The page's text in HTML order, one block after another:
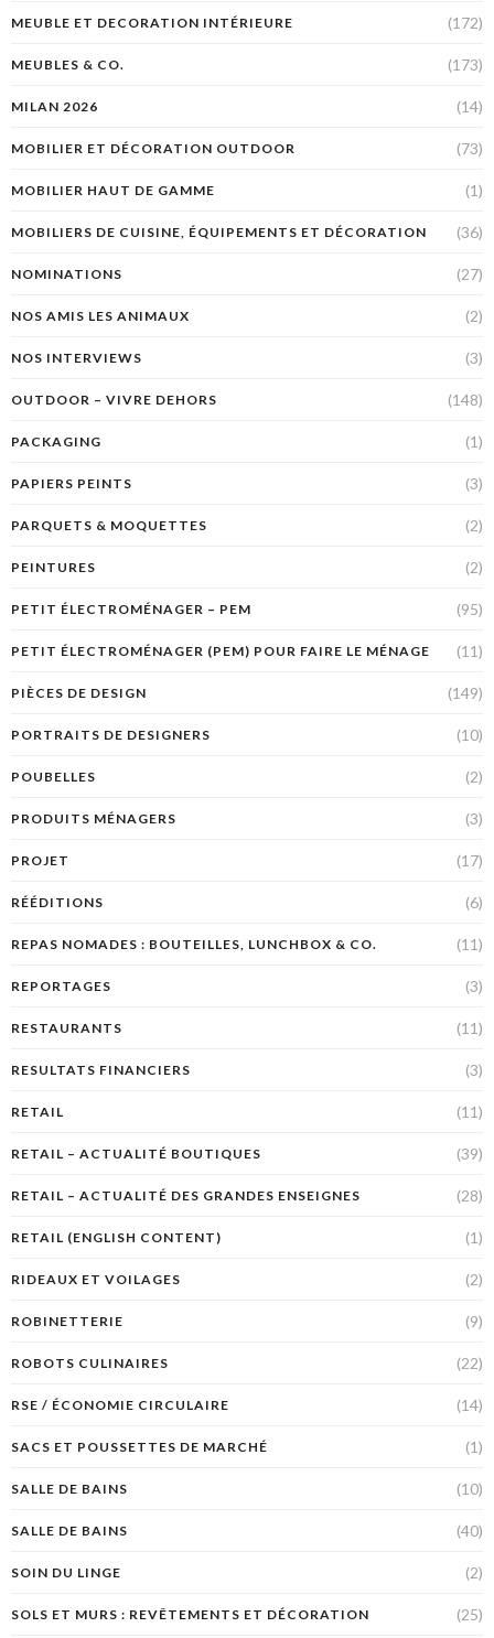
MEUBLE ET DECORATION INTÉRIEURE (172)
MEUBLES & CO. (173)
MILAN 2026 (14)
MOBILIER ET DÉCORATION OUTDOOR (73)
MOBILIER HAUT DE GAMME (1)
MOBILIERS DE CUISINE, ÉQUIPEMENTS ET DÉCORATION (36)
NOMINATIONS (27)
NOS AMIS LES ANIMAUX (2)
NOS INTERVIEWS (3)
OUTDOOR – VIVRE DEHORS (148)
PACKAGING (1)
PAPIERS PEINTS (3)
PARQUETS & MOQUETTES (2)
PEINTURES (2)
PETIT ÉLECTROMÉNAGER – PEM (95)
PETIT ÉLECTROMÉNAGER (PEM) POUR FAIRE LE MÉNAGE (11)
PIÈCES DE DESIGN (149)
PORTRAITS DE DESIGNERS (10)
POUBELLES (2)
PRODUITS MÉNAGERS (3)
PROJET (17)
RÉÉDITIONS (6)
REPAS NOMADES : BOUTEILLES, LUNCHBOX & CO. (11)
REPORTAGES (3)
RESTAURANTS (11)
RESULTATS FINANCIERS (3)
RETAIL (11)
RETAIL – ACTUALITÉ BOUTIQUES (39)
RETAIL – ACTUALITÉ DES GRANDES ENSEIGNES (28)
RETAIL (ENGLISH CONTENT) (1)
RIDEAUX ET VOILAGES (2)
ROBINETTERIE (9)
ROBOTS CULINAIRES (22)
RSE / ÉCONOMIE CIRCULAIRE (14)
SACS ET POUSSETTES DE MARCHÉ (1)
SALLE DE BAINS (10)
SALLE DE BAINS (40)
SOIN DU LINGE (2)
SOLS ET MURS : REVÊTEMENTS ET DÉCORATION (25)